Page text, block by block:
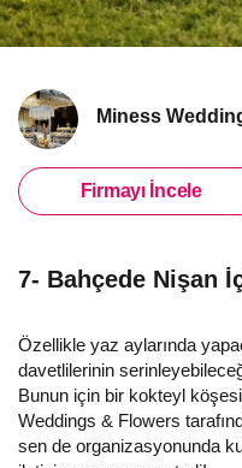
Miness
Firmayı İncele
7- Bahçede Nişan
Özellikle yaz aylarında
davetlilerinin
Bunun için bir kokteyl
Weddings & Flowers
sen de organizasyonunda